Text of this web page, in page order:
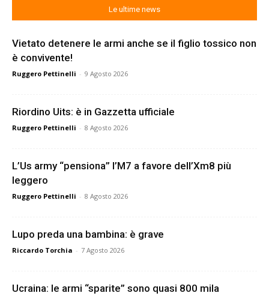
Le ultime news
Vietato detenere le armi anche se il figlio tossico non
è convivente!
Ruggero Pettinelli - 9 Agosto 2026
Riordino Uits: è in Gazzetta ufficiale
Ruggero Pettinelli - 8 Agosto 2026
L’Us army “pensiona” l’M7 a favore dell’Xm8 più
leggero
Ruggero Pettinelli - 8 Agosto 2026
Lupo preda una bambina: è grave
Riccardo Torchia - 7 Agosto 2026
Ucraina: le armi “sparite” sono quasi 800 mila